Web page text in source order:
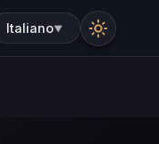
Italiano▼